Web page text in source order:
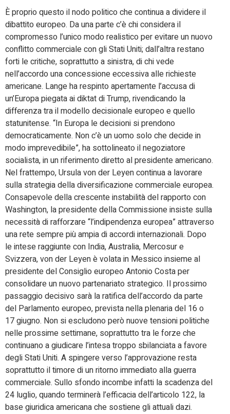
È proprio questo il nodo politico che continua a dividere il
dibattito europeo. Da una parte c’è chi considera il
compromesso l’unico modo realistico per evitare un nuovo
conflitto commerciale con gli Stati Uniti; dall’altra restano
forti le critiche, soprattutto a sinistra, di chi vede
nell’accordo una concessione eccessiva alle richieste
americane. Lange ha respinto apertamente l’accusa di
un’Europa piegata ai diktat di Trump, rivendicando la
differenza tra il modello decisionale europeo e quello
statunitense. “In Europa le decisioni si prendono
democraticamente. Non c’è un uomo solo che decide in
modo imprevedibile”, ha sottolineato il negoziatore
socialista, in un riferimento diretto al presidente americano.
Nel frattempo, Ursula von der Leyen continua a lavorare
sulla strategia della diversificazione commerciale europea.
Consapevole della crescente instabilità del rapporto con
Washington, la presidente della Commissione insiste sulla
necessità di rafforzare “l’indipendenza europea” attraverso
una rete sempre più ampia di accordi internazionali. Dopo
le intese raggiunte con India, Australia, Mercosur e
Svizzera, von der Leyen è volata in Messico insieme al
presidente del Consiglio europeo Antonio Costa per
consolidare un nuovo partenariato strategico. Il prossimo
passaggio decisivo sarà la ratifica dell’accordo da parte
del Parlamento europeo, prevista nella plenaria del 16 o
17 giugno. Non si escludono però nuove tensioni politiche
nelle prossime settimane, soprattutto tra le forze che
continuano a giudicare l’intesa troppo sbilanciata a favore
degli Stati Uniti. A spingere verso l’approvazione resta
soprattutto il timore di un ritorno immediato alla guerra
commerciale. Sullo sfondo incombe infatti la scadenza del
24 luglio, quando terminerà l’efficacia dell’articolo 122, la
base giuridica americana che sostiene gli attuali dazi.